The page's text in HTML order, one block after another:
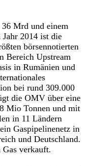
Mrd und einem
2014 ist die
börsennotierten
Bereich Upstream
in Rumänien und
bei rund 309.000
die OMV über eine
Mio Tonnen und mit
in 11 Ländern
Gaspipelinenetz in
und Deutschland.
verkauft.